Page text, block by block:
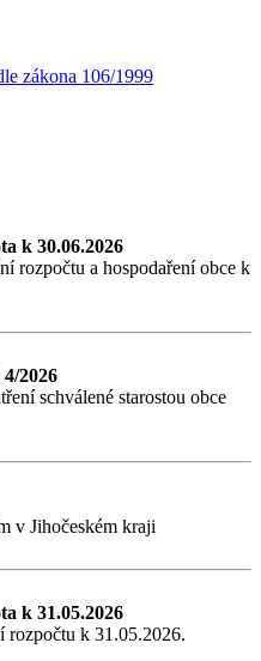
zákona 106/1999
k 30.06.2026
rozpočtu a hospodaření obce k
2026
schválené starostou obce
v Jihočeském kraji
k 31.05.2026
rozpočtu k 31.05.2026.